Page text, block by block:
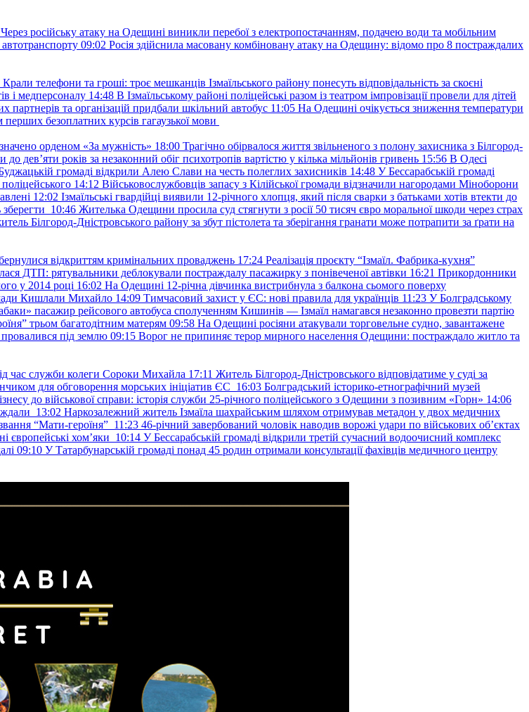
Через російську атаку на Одещині виникли перебої з електропостачанням, подачею води та мобільним
09:02 Росія здійснила масовану комбіновану атаку на Одещину: відомо про 8 постраждалих
Крали телефони та гроші: троє мешканців Ізмаїльського району понесуть відповідальність за скоєні
і медперсоналу 14:48 В Ізмаїльському районі поліцейські разом із театром імпровізації провели для дітей
партнерів та організацій придбали шкільний автобус 11:05 На Одещині очікується зниження температури
безоплатних курсів гагаузької мови
орденом «За мужність» 18:00 Трагічно обірвалося життя звільненого з полону захисника з Білгород-
дев’яти років за незаконний обіг психотропів вартістю у кілька мільйонів гривень 15:56 В Одесі
громаді відкрили Алею Слави на честь полеглих захисників 14:48 У Бессарабській громаді
14:12 Військовослужбовців запасу з Кілійської громади відзначили нагородами Міноборони
12:02 Ізмаїльські гвардійці виявили 12-річного хлопця, який після сварки з батьками хотів втекти до
10:46 Жителька Одещини просила суд стягнути з росії 50 тисяч євро моральної шкоди через страх
Білгород-Дністровського району за збут пістолета та зберігання гранати може потрапити за ґрати на
відкриттям кримінальних проваджень 17:24 Реалізація проєкту “Ізмаїл. Фабрика-кухня”
ДТП: рятувальники деблокували постраждалу пасажирку з понівеченої автівки 16:21 Прикордонники
у 2014 році 16:02 На Одещині 12-річна дівчинка вистрибнула з балкона сьомого поверху
Кишлали Михайло 14:09 Тимчасовий захист у ЄС: нові правила для українців 11:23 У Болградському
пасажир рейсового автобуса сполученням Кишинів — Ізмаїл намагався незаконно провезти партію
трьом багатодітним матерям 09:58 На Одещині росіяни атакували торговельне судно, завантажене
під землю 09:15 Ворог не припиняє терор мирного населення Одещини: постраждало житло та
час служби колеги Сороки Михайла 17:11 Житель Білгород-Дністровського відповідатиме у суді за
для обговорення морських ініціатив ЄС 16:03 Болградський історико-етнографічний музей
до військової справи: історія служби 25-річного поліцейського з Одещини з позивним «Горн» 14:06
13:02 Наркозалежний житель Ізмаїла шахрайським шляхом отримував метадон у двох медичних
“Мати-героїня” 11:23 46-річний завербований чоловік наводив ворожі удари по військових обʼєктах
європейські хом’яки 10:14 У Бессарабській громаді відкрили третій сучасний водоочисний комплекс
09:10 У Татарбунарській громаді понад 45 родин отримали консультації фахівців медичного центру